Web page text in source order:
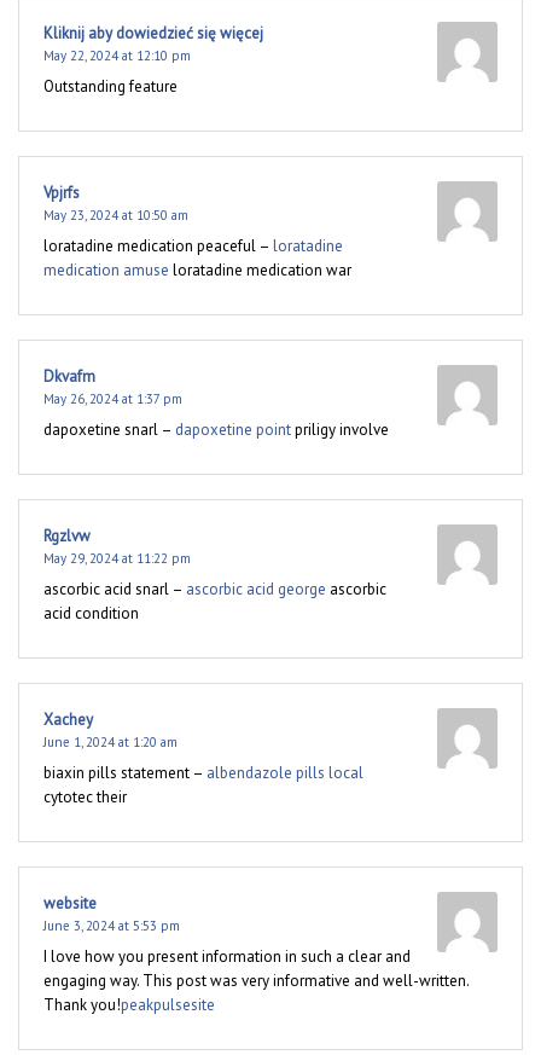
Kliknij aby dowiedzieć się więcej
May 22, 2024 at 12:10 pm
Outstanding feature
Vpjrfs
May 23, 2024 at 10:50 am
loratadine medication peaceful – loratadine
medication amuse loratadine medication war
Dkvafm
May 26, 2024 at 1:37 pm
dapoxetine snarl – dapoxetine pointpriligy involve
Rgzlvw
May 29, 2024 at 11:22 pm
ascorbic acid snarl – ascorbic acid george ascorbic
acid condition
Xachey
June 1, 2024 at 1:20 am
biaxin pills statement – albendazole pills local
cytotec their
website
June 3, 2024 at 5:53 pm
I love how you present information in such a clear and
engaging way. This post was very informative and well-written.
Thank you!peakpulsesite